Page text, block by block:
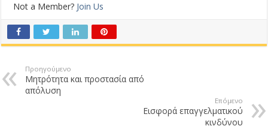
Not a Member? Join Us
Προηγούμενο
Μητρότητα και προστασία από
απόλυση
Επόμενο
Εισφορά επαγγελματικού
κινδύνου